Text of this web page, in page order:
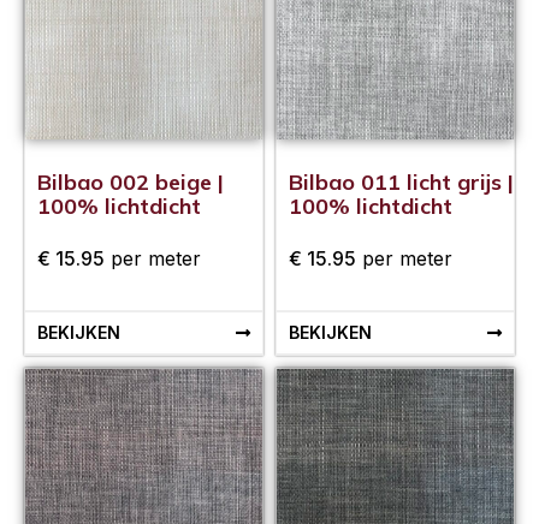
Bilbao 002 beige |
100% lichtdicht
€ 15.95 per meter
BEKIJKEN
Bilbao 011 licht grijs |
100% lichtdicht
€ 15.95 per meter
BEKIJKEN